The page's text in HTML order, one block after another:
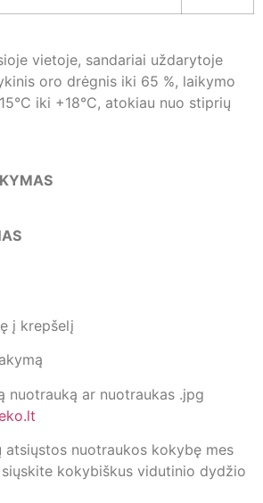
vietoje, sandariai uždarytoje
oro drėgnis iki 65 %, laikymo
iki +18°C, atokiau nuo stiprių
į krepšelį
nuotrauką ar nuotraukas .jpg
atsiųstos nuotraukos kokybę mes
kokybiškus vidutinio dydžio